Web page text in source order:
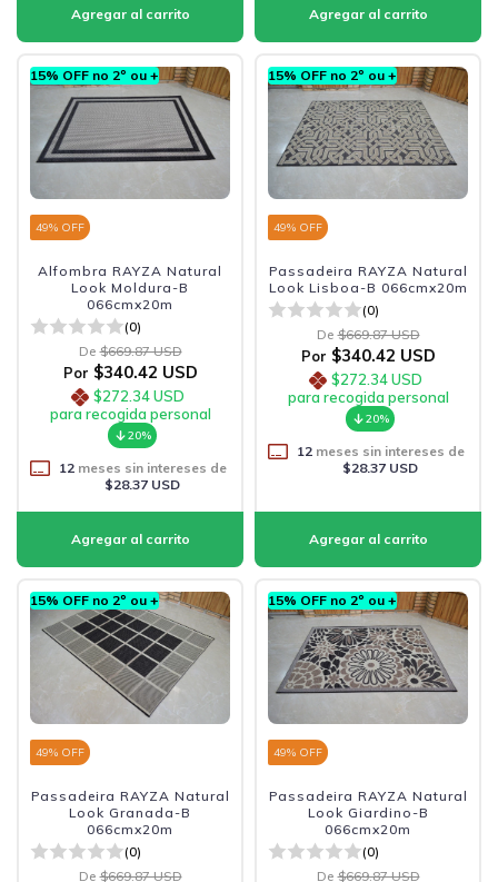
15% OFF no 2º ou +
49% OFF
Alfombra RAYZA Natural
Look Moldura-B
066cmx20m
(0)
De $669.87 USD
Por $340.42 USD
$272.34 USD
para recogida personal
20%
12meses sin intereses de
$28.37 USD
15% OFF no 2º ou +
49% OFF
Passadeira RAYZA Natural
Look Lisboa-B 066cmx20m
(0)
De $669.87 USD
Por $340.42 USD
$272.34 USD
para recogida personal
20%
12meses sin intereses de
$28.37 USD
15% OFF no 2º ou +
49% OFF
Passadeira RAYZA Natural
Look Granada-B
066cmx20m
(0)
De $669.87 USD
15% OFF no 2º ou +
49% OFF
Passadeira RAYZA Natural
Look Giardino-B
066cmx20m
(0)
De $669.87 USD